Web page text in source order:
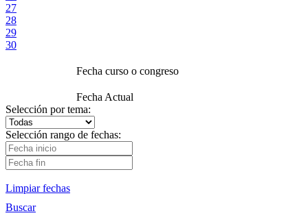
27
28
29
30
Fecha curso o congreso
Fecha Actual
Selección por tema:
Selección rango de fechas:
Limpiar fechas
Buscar